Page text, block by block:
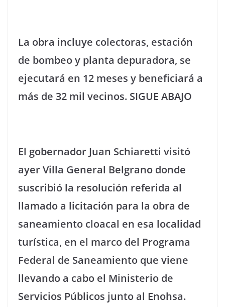
La obra incluye colectoras, estación
de bombeo y planta depuradora, se
ejecutará en 12 meses y beneficiará a
más de 32 mil vecinos. SIGUE ABAJO
El gobernador Juan Schiaretti visitó
ayer Villa General Belgrano donde
suscribió la resolución referida al
llamado a licitación para la obra de
saneamiento cloacal en esa localidad
turística, en el marco del Programa
Federal de Saneamiento que viene
llevando a cabo el Ministerio de
Servicios Públicos junto al Enohsa.